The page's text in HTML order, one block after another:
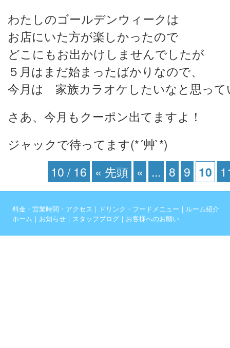
わたしのゴールデンウィークは
お店にいた方が楽しかったので
どこにもお出かけしませんでしたが
５月はまだ始まったばかりなので、
今月は 家族カラオケしたいなと思って
さあ、今月もクーポン出てますよ！
ジャックで待ってます(*´艸`*)
10 / 16 « 先頭 « ... 8 9 10
料金・営業時間・アクセス ｜ ドリンク・フードメニュー ｜ ルーム紹介
ホーム ｜ お知らせ ｜ スタッフブログ ｜ お客様へのお願い